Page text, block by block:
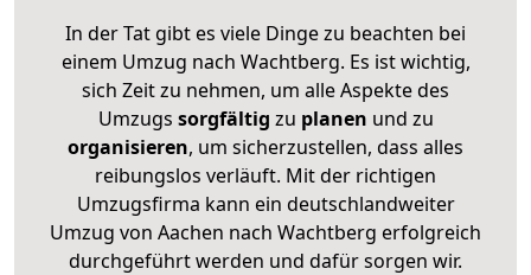
In der Tat gibt es viele Dinge zu beachten bei
einem Umzug nach Wachtberg. Es ist wichtig,
sich Zeit zu nehmen, um alle Aspekte des
Umzugs sorgfältig zu planen und zu
organisieren, um sicherzustellen, dass alles
reibungslos verläuft. Mit der richtigen
Umzugsfirma kann ein deutschlandweiter
Umzug von Aachen nach Wachtberg erfolgreich
durchgeführt werden und dafür sorgen wir.